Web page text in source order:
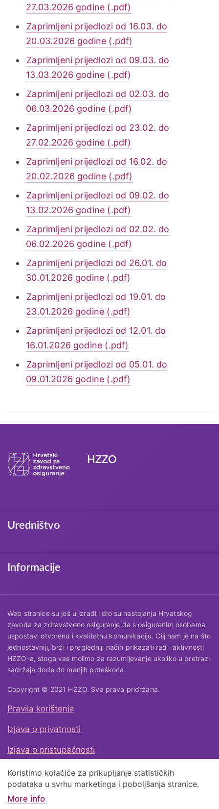
27.03.2026 godine (.pdf)
Zaprimljeni prijedlozi od 16.03. do
20.03.2026 godine (.pdf)
Zaprimljeni prijedlozi od 09.03. do
13.03.2026 godine (.pdf)
Zaprimljeni prijedlozi od 02.03. do
06.03.2026 godine (.pdf)
Zaprimljeni prijedlozi od 23.02. do
27.02.2026 godine (.pdf)
Zaprimljeni prijedlozi od 16.02. do
20.02.2026 godine (.pdf)
Zaprimljeni prijedlozi od 09.02. do
13.02.2026 godine (.pdf)
Zaprimljeni prijedlozi od 02.02. do
06.02.2026 godine (.pdf)
Zaprimljeni prijedlozi od 26.01. do
30.01.2026 godine (.pdf)
Zaprimljeni prijedlozi od 19.01. do
23.01.2026 godine (.pdf)
Zaprimljeni prijedlozi od 12.01. do
16.01.2026 godine (.pdf)
Zaprimljeni prijedlozi od 05.01. do
09.01.2026 godine (.pdf)
Podnožje
HZZO
Uredništvo
Informacije
Web stranice su još u izradi i dio su nastojanja Hrvatskog
zavoda za zdravstveno osiguranje da s osiguranim osobama
uspostavi otvorenu i kvalitetnu komunikaciju. Cilj nam je na što
jednostavniji, brži i pregledniji način prikazati rad i aktivnosti
HZZO-a, stoga vas molimo za razumijevanje ukoliko u pretrazi
sadržaja dođe do manjih poteškoća.
Copyright © 2021 HZZO. Sva prava pridržana.
Natrag na vrh
Pravila korištenja
Izjava o privatnosti
Izjava o pristupačnosti
Koristimo kolačiće za prikupljanje statističkih
podataka u svrhu marketinga i poboljšanja stranice.
More info